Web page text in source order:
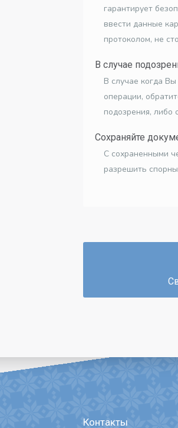
гарантирует
ввести данные
протоколом, не
В случае
В случае когда
операции,
подозрения, либо
Сохраняйте
С сохраненными
разрешить
Контакты